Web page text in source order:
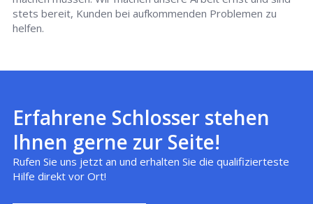
stets bereit, Kunden bei aufkommenden Problemen zu
helfen.
Erfahrene Schlosser stehen
Ihnen gerne zur Seite!
Rufen Sie uns jetzt an und erhalten Sie die qualifizierteste
Hilfe direkt vor Ort!